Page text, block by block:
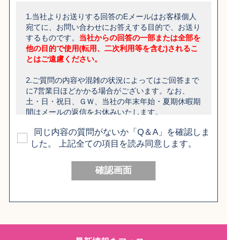
1.当社よりお送りする回答のEメールはお客様個人
宛てに、お問い合わせにお答えする目的で、お送り
するものです。 当社からの回答の一部または全部を
他の目的で使用(転用、二次利用等を含む)されるこ
とはご遠慮ください。
2.ご質問の内容や混雑の状況によってはご回答まで
に7営業日ほどかかる場合がございます。なお、
土・日・祝日、ＧＷ、当社の年末年始・夏期休暇期
間はメールの返信をお休みいたします。
3. 当社からEメールで回答がお届けできない場合
や、ご質問の内容によっては、お電話での確認をさ
4. ご質問内容によっては、お答えできない場合がご
同じ内容の質問がないか「Q＆A」を確認しま
した。 上記全ての項目を読み同意します。
確認画面